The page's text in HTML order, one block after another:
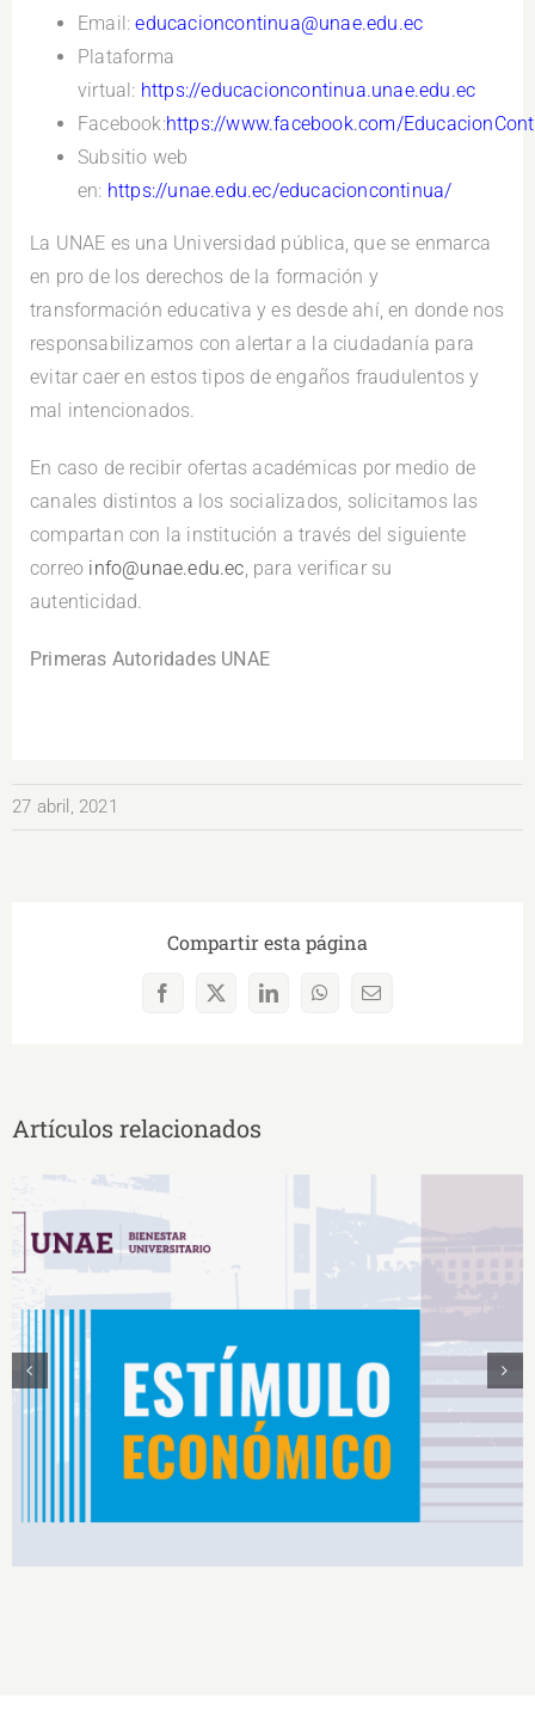
Email:educacioncontinua@unae.edu.ec
Plataforma
virtual: https://educacioncontinua.unae.edu.ec
Facebook:https://www.facebook.com/
Subsitio web
en: https://unae.edu.ec/educacioncontinua/
La UNAE es una Universidad pública, que se enmarca
en pro de los derechos de la formación y
transformación educativa y es desde ahí, en donde nos
responsabilizamos con alertar a la ciudadanía para
evitar caer en estos tipos de engaños fraudulentos y
mal intencionados.
En caso de recibir ofertas académicas por medio de
canales distintos a los socializados, solicitamos las
compartan con la institución a través del siguiente
correo info@unae.edu.ec , para verificar su
autenticidad.
Primeras Autoridades UNAE
27 abril, 2021
Compartir esta página
Facebook
X LinkedInWhatsAppCorreo
Artículos relacionados
Estímulos Económicos para Deportistas de Alto
Rendimiento IS2026